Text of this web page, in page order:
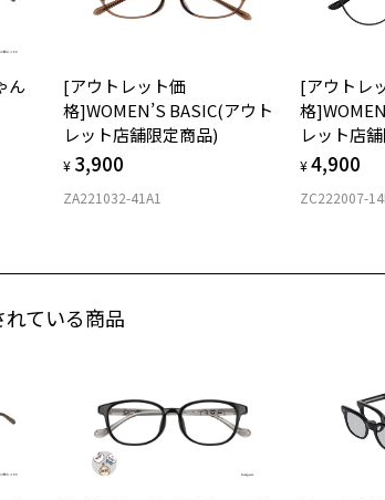
「再入荷お知らせメール」は
[スペシャルプラ
※ご希望の商品が再入荷しな
※「再入荷お知らせメール」
店舗への再入荷ではござ
※人気商品に関しては、メー
ん
[アウトレット価
格]WOMEN’S BASIC(アウト
レット店舗限定商品)
¥ 3,900
ZA221032-41A1
[アウトレ
格
レット店
¥4,900
ZC222007-
ている商品